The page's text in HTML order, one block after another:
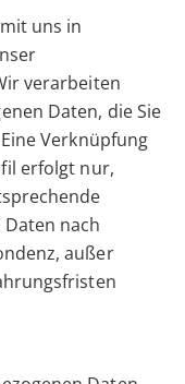
uns in
verarbeiten
Daten, die Sie
Verknüpfung
erfolgt nur,
nach
außer